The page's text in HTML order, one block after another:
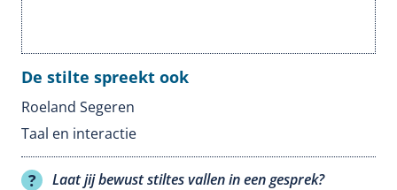
De stilte spreekt ook
Roeland Segeren
Taal en interactie
Laat jij bewust stiltes vallen in een gesprek?